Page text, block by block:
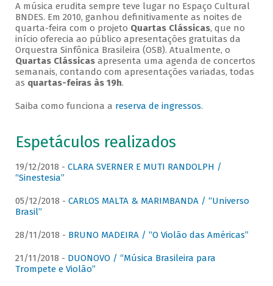
A música erudita sempre teve lugar no Espaço Cultural
BNDES. Em 2010, ganhou definitivamente as noites de
quarta-feira com o projeto Quartas Clássicas, que no
início oferecia ao público apresentações gratuitas da
Orquestra Sinfônica Brasileira (OSB). Atualmente, o
Quartas Clássicasapresenta uma agenda de concertos
semanais, contando com apresentações variadas, todas
as quartas-feiras às 19h.
Saiba como funciona a reserva de ingressos.
Espetáculos realizados
19/12/2018 - CLARA SVERNER E MUTI RANDOLPH /
“Sinestesia”
05/12/2018 - CARLOS MALTA & MARIMBANDA / “Universo
Brasil”
28/11/2018 - BRUNO MADEIRA / “O Violão das Américas”
21/11/2018 - DUONOVO / “Música Brasileira para
Trompete e Violão”